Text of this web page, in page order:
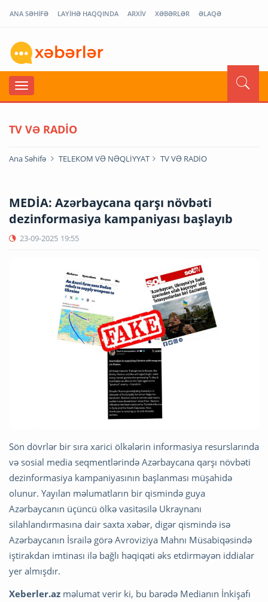
ANA SƏHİFƏ LAYİHƏ HAQQINDA ARXİV XƏBƏRLƏR ƏLAQƏ
TV VƏ RADİO
Ana Səhifə TELEKOM VƏ NƏQLİYYAT TV VƏ RADİO
MEDİA: Azərbaycana qarşı növbəti
dezinformasiya kampaniyası başlayıb
23-09-2025 19:55
Sön dövrlər bir sıra xarici ölkələrin informasiya resurslarında
və sosial media seqmentlərində Azərbaycana qarşı növbəti
dezinformasiya kampaniyasının başlanması müşahidə
olunur. Yayılan məlumatların bir qismində guya
Azərbaycanın üçüncü ölkə vasitəsilə Ukraynanı
silahlandırmasına dair saxta xəbər, digər qismində isə
Azərbaycanın İsrailə görə Avroviziya Mahnı Müsabiqəsində
iştirakdan imtinası ilə bağlı həqiqəti əks etdirməyən iddialar
yer almışdır.
Xeberler.az məlumat verir ki, bu barədə Medianın İnkişafı